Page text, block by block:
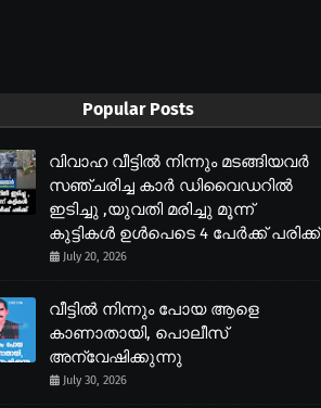
Popular Posts
വിവാഹ വീട്ടിൽ നിന്നും മടങ്ങിയവർ
സഞ്ചരിച്ച കാർ ഡിവൈഡറിൽ
ഇടിച്ചു ,യുവതി മരിച്ചു മൂന്ന്
കുട്ടികൾ ഉൾപെടെ 4 പേർക്ക് പരിക്ക്
July 20, 2026
വീട്ടിൽ നിന്നും പോയ ആളെ
കാണാതായി, പൊലീസ്
അന്വേഷിക്കുന്നു
July 30, 2026